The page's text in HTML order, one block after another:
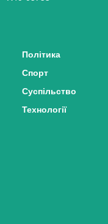
Політика
Спорт
Суспільство
Технології